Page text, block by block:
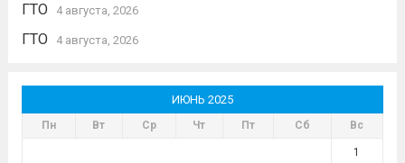
ГТО 4 августа, 2026
ГТО 4 августа, 2026
ИЮНЬ 2025
Пн Вт Ср Чт Пт Сб Вс
1